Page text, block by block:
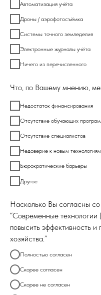
Автоматизация учёта
Дроны / аэрофотосъёмка
Системы точного земледелия
Электронные журналы учёта
Ничего из перечисленного
Что, по Вашему мнению,
Недостаток финансирования
Отсутствие обучающих
Отсутствие специалистов
Недоверие к новым технологиям
Бюрократические барьеры
Другое
Насколько Вы согласны
“Современные
повысить эффективность
хозяйства.”
Полностью согласен
Скорее согласен
Скорее не согласен